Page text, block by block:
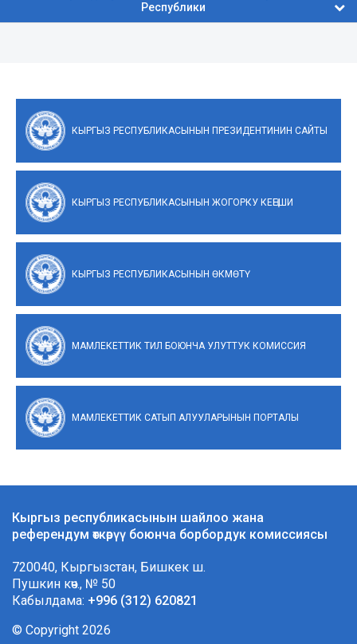
Республики
КЫРГЫЗ РЕСПУБЛИКАСЫНЫН ПРЕЗИДЕНТИНИН САЙТЫ
КЫРГЫЗ РЕСПУБЛИКАСЫНЫН ЖОГОРКУ КЕҢЕШИ
КЫРГЫЗ РЕСПУБЛИКАСЫНЫН ӨКМӨТҮ
МАМЛЕКЕТТИК ТИЛ БОЮНЧА УЛУТТУК КОМИССИЯ
МАМЛЕКЕТТИК САТЫП АЛУУЛАРЫНЫН ПОРТАЛЫ
Кыргыз республикасынын шайлоо жана
референдум өткөрүү боюнча борбордук комиссиясы
720040, Кыргызстан, Бишкек ш.
Пушкин көч., № 50
Кабылдама: +996 (312) 620821
© Copyright 2026